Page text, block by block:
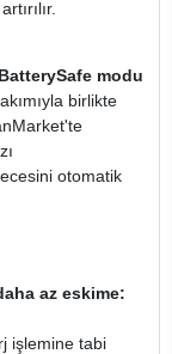
modu
birlikte
otomatik
az eskime:
işlemine tabi